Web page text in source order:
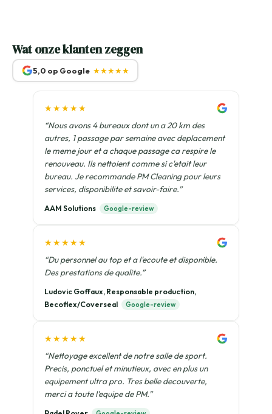
Wat onze klanten zeggen
5,0 op Google ★★★★★
★★★★★
“Nous avons 4 bureaux dont un a 20 km des
autres, 1 passage par semaine avec deplacement
le meme jour et a chaque passage ca respire le
renouveau. Ils nettoient comme si c'etait leur
bureau. Je recommande PM Cleaning pour leurs
services, disponibilite et savoir-faire.”
AAM Solutions Google-review
★★★★★
“Du personnel au top et a l'ecoute et disponible.
Des prestations de qualite.”
Ludovic Goffaux, Responsable production,
Becoflex/Coverseal
Google-review
★★★★★
“Nettoyage excellent de notre salle de sport.
Precis, ponctuel et minutieux, avec en plus un
equipement ultra pro. Tres belle decouverte,
merci a toute l'equipe de PM.”